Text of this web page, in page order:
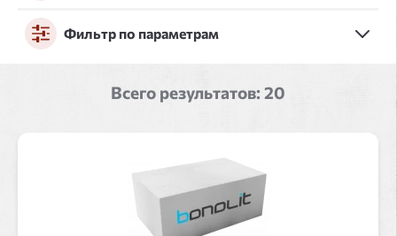
Фильтр по параметрам
Всего результатов:20